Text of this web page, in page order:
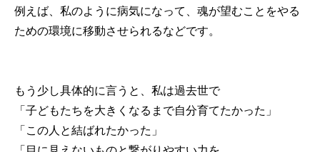
例えば、私のように病気になって、魂が望むことをやる
ための環境に移動させられるなどです。
もう少し具体的に言うと、私は過去世で
「子どもたちを大きくなるまで自分育てたかった」
「この人と結ばれたかった」